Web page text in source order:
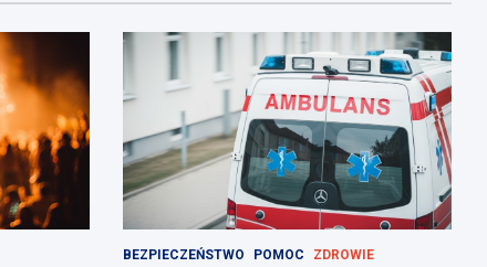
BEZPIECZEŃSTWO POMOC ZDROWIE